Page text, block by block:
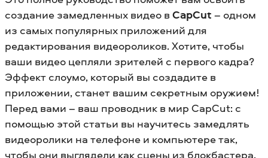
создание замедленных видео в CapCut – одном
из самых популярных приложений для
редактирования видеороликов. Хотите, чтобы
ваши видео цепляли зрителей с первого кадра?
Эффект слоумо, который вы создадите в
приложении, станет вашим секретным оружием!
Перед вами – ваш проводник в мир CapCut: с
помощью этой статьи вы научитесь замедлять
видеоролики на телефоне и компьютере так,
чтобы они выглядели как сцены из блокбастера.